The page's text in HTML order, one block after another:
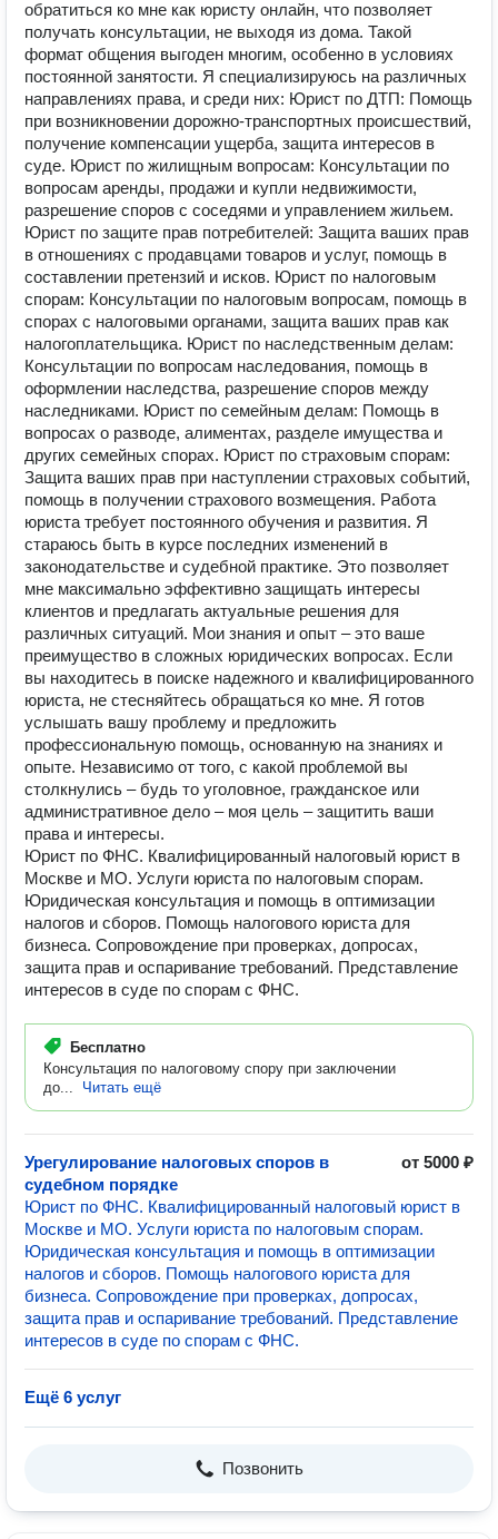
обратиться ко мне как юристу онлайн, что позволяет
получать консультации, не выходя из дома. Такой
формат общения выгоден многим, особенно в условиях
постоянной занятости. Я специализируюсь на различных
направлениях права, и среди них: Юрист по ДТП: Помощь
при возникновении дорожно-транспортных происшествий,
получение компенсации ущерба, защита интересов в
суде. Юрист по жилищным вопросам: Консультации по
вопросам аренды, продажи и купли недвижимости,
разрешение споров с соседями и управлением жильем.
Юрист по защите прав потребителей: Защита ваших прав
в отношениях с продавцами товаров и услуг, помощь в
составлении претензий и исков. Юрист по налоговым
спорам: Консультации по налоговым вопросам, помощь в
спорах с налоговыми органами, защита ваших прав как
налогоплательщика. Юрист по наследственным делам:
Консультации по вопросам наследования, помощь в
оформлении наследства, разрешение споров между
наследниками. Юрист по семейным делам: Помощь в
вопросах о разводе, алиментах, разделе имущества и
других семейных спорах. Юрист по страховым спорам:
Защита ваших прав при наступлении страховых событий,
помощь в получении страхового возмещения. Работа
юриста требует постоянного обучения и развития. Я
стараюсь быть в курсе последних изменений в
законодательстве и судебной практике. Это позволяет
мне максимально эффективно защищать интересы
клиентов и предлагать актуальные решения для
различных ситуаций. Мои знания и опыт – это ваше
преимущество в сложных юридических вопросах. Если
вы находитесь в поиске надежного и квалифицированного
юриста, не стесняйтесь обращаться ко мне. Я готов
услышать вашу проблему и предложить
профессиональную помощь, основанную на знаниях и
опыте. Независимо от того, с какой проблемой вы
столкнулись – будь то уголовное, гражданское или
административное дело – моя цель – защитить ваши
права и интересы.
Юрист по ФНС. Квалифицированный налоговый юрист в
Москве и МО. Услуги юриста по налоговым спорам.
Юридическая консультация и помощь в оптимизации
налогов и сборов. Помощь налогового юриста для
бизнеса. Сопровождение при проверках, допросах,
защита прав и оспаривание требований. Представление
интересов в суде по спорам с ФНС.
Бесплатно
Консультация по налоговому спору при заключении
до...
Читать ещё
Урегулирование налоговых споров в
судебном порядке
от 5000 ₽
Юрист по ФНС. Квалифицированный налоговый юрист в
Москве и МО. Услуги юриста по налоговым спорам.
Юридическая консультация и помощь в оптимизации
налогов и сборов. Помощь налогового юриста для
бизнеса. Сопровождение при проверках, допросах,
защита прав и оспаривание требований. Представление
интересов в суде по спорам с ФНС.
Ещё 6 услуг
Позвонить